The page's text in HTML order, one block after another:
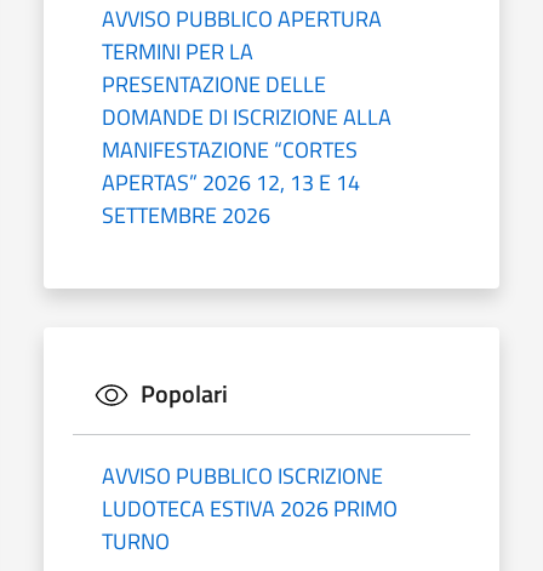
AVVISO PUBBLICO APERTURA
TERMINI PER LA
PRESENTAZIONE DELLE
DOMANDE DI ISCRIZIONE ALLA
MANIFESTAZIONE “CORTES
APERTAS” 2026 12, 13 E 14
SETTEMBRE 2026
Popolari
AVVISO PUBBLICO ISCRIZIONE
LUDOTECA ESTIVA 2026 PRIMO
TURNO